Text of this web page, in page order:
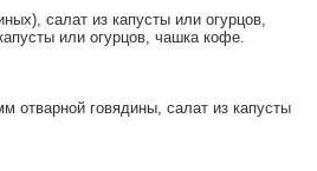
салат из капусты или огурцов,
или огурцов, чашка кофе.
отварной говядины, салат из капусты